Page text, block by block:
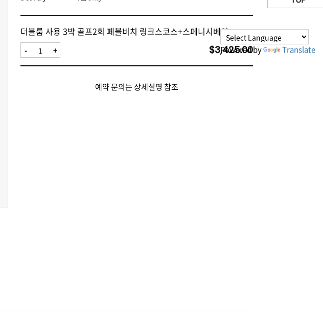
Powered by Translate
더블룸 사용 3박 골프2회 페블비치 링크스코스+스페니시베이
- + $3,425.00
예약 문의는 상세설명 참조